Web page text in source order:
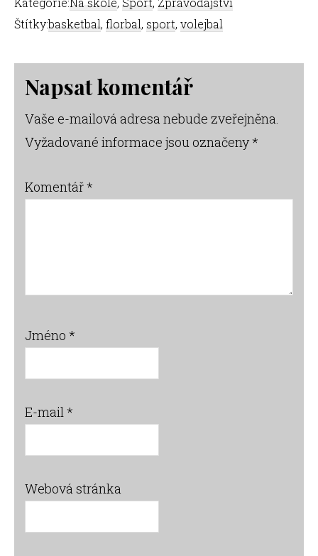
Štítky:basketbal, florbal, sport, volejbal
Reader
Interactions
Napsat komentář
Vaše e-mailová adresa nebude zveřejněna.
Vyžadované informace jsou označeny*
Komentář*
Jméno *
E-mail*
Webová stránka